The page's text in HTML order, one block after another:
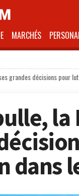
MARCHÉS
grandes décisions pour
la
dans